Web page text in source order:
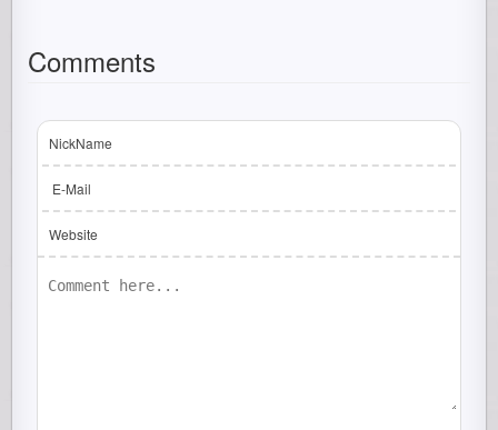
Comments
NickName
E-Mail
Website